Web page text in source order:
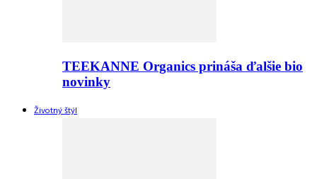
TEEKANNE Organics prináša ďalšie bio
novinky
Životný štýl